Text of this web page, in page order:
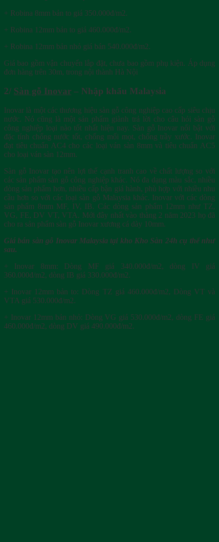
+ Robina 8mm bản to giá 350.000đ/m2.
+ Robina 12mm bản to giá 460.000đ/m2.
+ Robina 12mm bản nhỏ giá bán 540.000đ/m2.
Giá bao gồm vận chuyển lắp đặt, chưa bao gồm phụ kiện. Áp dụng
đơn hàng trên 30m, trong nội thành Hà Nội
2/ Sàn gỗ Inovar – Nhập khẩu Malaysia
Inovar là một các thương hiệu sàn gỗ công nghiệp cao cấp siêu chịu
nước. Nó cũng là một sản phẩm giành trả lời cho câu hỏi sàn gỗ
công nghiệp loại nào tốt nhất hiện nay. Sàn gỗ Inovar nổi bật với
đặc tính chống nước tốt, chống mối mọt, chống trầy xước. Inovar
đạt tiêu chuẩn AC4 cho các loại ván sàn 8mm và tiêu chuẩn AC5
cho loại ván sàn 12mm.
Sàn gỗ Inovar tạo nên lợi thế cạnh tranh cao về chất lượng so với
các sản phẩm sàn gỗ công nghiệp khác. Nó đa dạng màu sắc, nhiều
dòng sản phẩm hơn, nhiều cấp bận giá hành, phù hợp với nhiều nhu
cầu hơn so với các loại sàn gỗ Malaysia khác. Inovar với các dòng
sản phẩm 8mm MF, IV, IB. Các dòng sản phẩm 12mm như TZ,
VG, FE, DV VT, VTA. Mới đây nhất vào thàng 2 năm 2023 họ đã
cho ra sản phẩm sàn gỗ Inovar xương cá dày 10mm.
Giá bán sàn gỗ Inovar Malaysia tại kho Kho Sàn 24h cụ thể như
sau.
+ Inovar 8mm: Dòng MF giá 340.000đ/m2, dòng IV giá
360.000đ/m2, dòng IB giá 330.000đ/m2.
+ Inovar 12mm bản to: Dòng TZ giá 460.000đ/m2, Dòng VT và
VTA giá 530.000đ/m2.
+ Inovar 12mm bản nhỏ: Dòng VG giá 530.000đ/m2, dòng FE giá
460.000đ/m2, dòng DV giá 490.000đ/m2.